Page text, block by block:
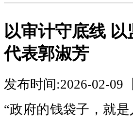
以审计守底线
代表郭淑芳
发布时间:2026-02-09
“政府的钱袋子，就